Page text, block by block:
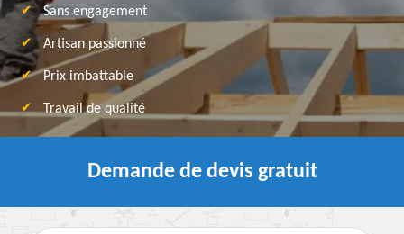
Sans engagement
Artisan passionné
Prix imbattable
Travail de qualité
Demande de devis gratuit